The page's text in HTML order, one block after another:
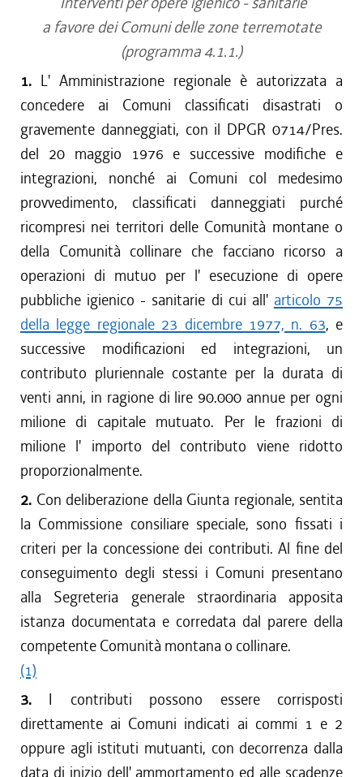
a favore dei Comuni delle zone terremotate
(programma 4.1.1.)
1. L' Amministrazione regionale è autorizzata a
concedere ai Comuni classificati disastrati o
gravemente danneggiati, con il DPGR 0714/Pres.
del 20 maggio 1976 e successive modifiche e
integrazioni, nonché ai Comuni col medesimo
provvedimento, classificati danneggiati purché
ricompresi nei territori delle Comunità montane o
della Comunità collinare che facciano ricorso a
operazioni di mutuo per l' esecuzione di opere
pubbliche igienico - sanitarie di cui all' articolo 75
della legge regionale 23 dicembre 1977, n. 63, e
successive modificazioni ed integrazioni, un
contributo pluriennale costante per la durata di
venti anni, in ragione di lire 90.000 annue per ogni
milione di capitale mutuato. Per le frazioni di
milione l' importo del contributo viene ridotto
proporzionalmente.
2. Con deliberazione della Giunta regionale, sentita
la Commissione consiliare speciale, sono fissati i
criteri per la concessione dei contributi. Al fine del
conseguimento degli stessi i Comuni presentano
alla Segreteria generale straordinaria apposita
istanza documentata e corredata dal parere della
competente Comunità montana o collinare.
(1)
3. I contributi possono essere corrisposti
direttamente ai Comuni indicati ai commi 1 e 2
oppure agli istituti mutuanti, con decorrenza dalla
data di inizio dell' ammortamento ed alle scadenze